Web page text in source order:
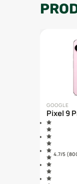
GOOGLE
Pixel 9
4.7/5 (